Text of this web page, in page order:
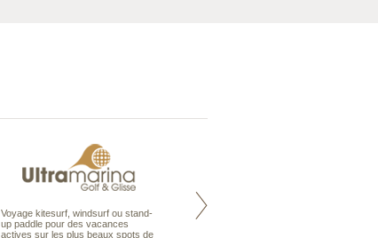
Voyage kitesurf, windsurf ou stand-
up paddle pour des vacances
actives sur les plus beaux spots de
Maldives à la Carte propose tous